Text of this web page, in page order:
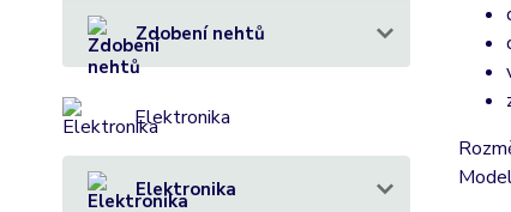
Zdobení nehtů
Elektronika
Elektronika